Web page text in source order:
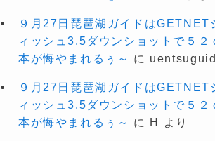
９月27日琵琶湖ガイドはGETNET
ィッシュ3.5ダウンショットで５２
本が悔やまれるぅ～
に
９月27日琵琶湖ガイドはGETNET
ィッシュ3.5ダウンショットで５２
本が悔やまれるぅ～
に H より